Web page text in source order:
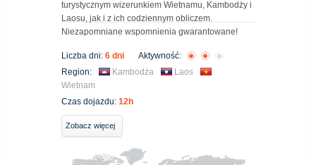
turystycznym wizerunkiem Wietnamu, Kambodży i
Laosu, jak i z ich codziennym obliczem.
Niezapomniane wspomnienia gwarantowane!
Liczba dni: 6 dni
Aktywność:
Region:
Kambodża
Laos
Wietnam
Czas dojazdu: 12h
Zobacz więcej